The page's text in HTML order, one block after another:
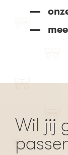
Wil jij